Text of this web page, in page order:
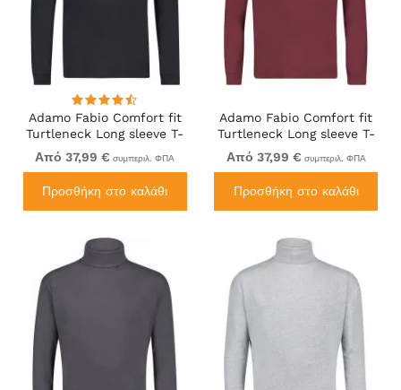
Adamo Fabio Comfort fit
Turtleneck Long sleeve T-
shirt Black
Από 37,99 € συμπεριλ. ΦΠΑ
Προσθήκη στο καλάθι
Adamo Fabio Comfort fit
Turtleneck Long sleeve T-
shirt Burgundy
Από 37,99 € συμπεριλ. ΦΠΑ
Προσθήκη στο καλάθι